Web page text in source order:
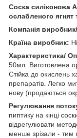
Соска силіконова
ослабленого ягнят
Компанія
Країна виробник:
Характеристика/
50мл. Виготовлена
Стійка до окислень
препаратів. Легко
нову (продаються
Регулювання
пиптику на кінці
відрегулювати
менше зрізали - тим